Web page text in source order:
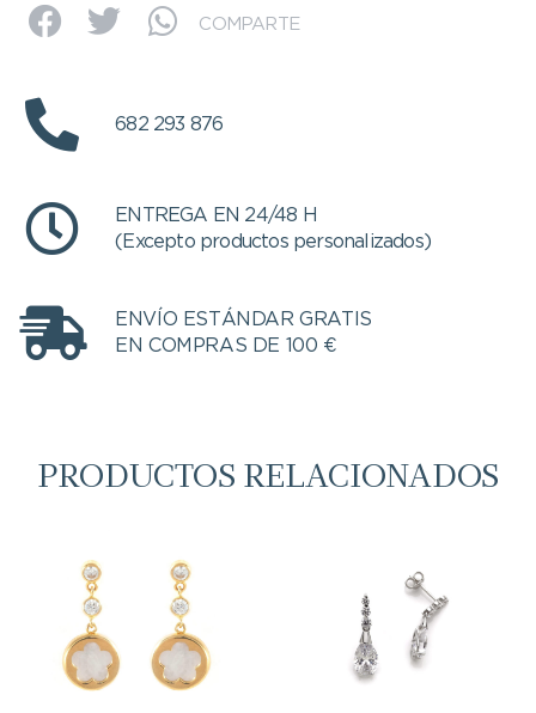
COMPARTE
682 293 876
ENTREGA EN 24/48 H
(Excepto productos personalizados)
ENVÍO ESTÁNDAR GRATIS
EN COMPRAS DE 100 €
PRODUCTOS RELACIONADOS